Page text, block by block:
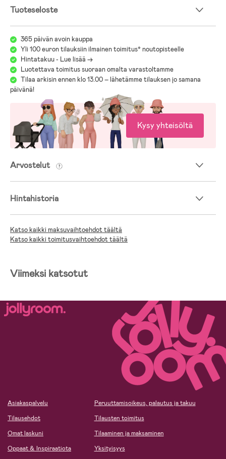
Tuoteseloste
365 päivän avoin kauppa
Yli 100 euron tilauksiin ilmainen toimitus* noutopisteelle
Hintatakuu - Lue lisää ->
Luotettava toimitus suoraan omalta varastoltamme
Tilaa arkisin ennen klo 13.00 – lähetämme tilauksen jo samana
päivänä!
Kysy yhteisöltä
Arvostelut
Hintahistoria
Katso kaikki maksuvaihtoehdot täältä
Katso kaikki toimitusvaihtoehdot täältä
Viimeksi katsotut
Asiakaspalvelu
Tilausehdot
Omat laskuni
Oppaat & Inspiraatiota
Peruuttamisoikeus, palautus ja takuu
Tilausten toimitus
Tilaaminen ja maksaminen
Yksityisyys